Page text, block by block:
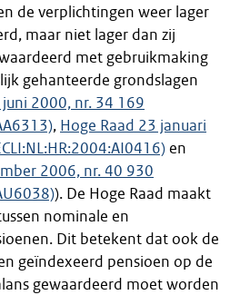
de verplichtingen weer lager
maar niet lager dan zij
met gebruikmaking
gehanteerde grondslagen
juni 2000, nr. 34 169
, Hoge Raad 23 januari
en
2006, nr. 40 930
). De Hoge Raad maakt
nominale en
Dit betekent dat ook de
geïndexeerd pensioen op de
gewaardeerd moet worden